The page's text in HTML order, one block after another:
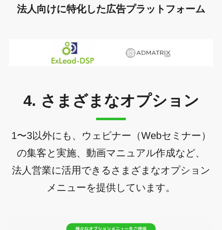
法人向けに特化した広告プラットフォーム
4. さまざまなオプション
1〜3以外にも、ウェビナー（Webセミナー）
の集客と実施、動画マニュアル作成など、
法人営業に活用できるさまざまなオプション
メニューを提供しています。